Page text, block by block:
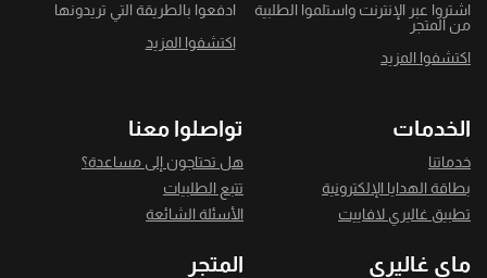
اشتروا عبر الإنترنت واستلموا الطلبية
من المتجر
اكتشفوا المزيد
ادفعوا بالطريقة التي تريدونها
اكتشفوا المزيد
الخدمات
خدماتنا
بطاقة الهدايا الإلكترونية
تطبيق غاليري لافاييت
تواصلوا معنا
هل تحتاجون إلى مساعدة؟
تتبع الطلبيات
الأسئلة الشائعة
ماي غاليري المتجر